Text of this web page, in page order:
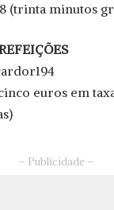
(trinta minutos
euros em
– Publicidade –